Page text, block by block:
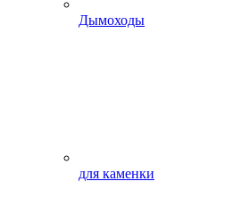
Дымоходы
для каменки